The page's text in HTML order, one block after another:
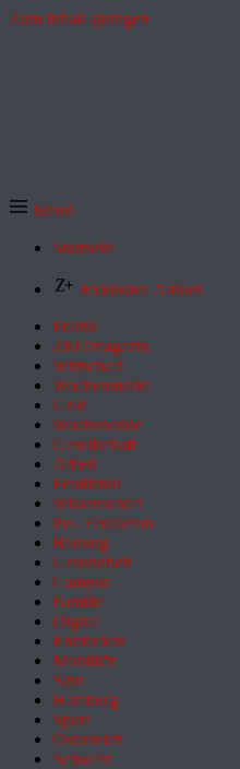
Zum Inhalt springen
Menü
Startseite
Exklusive Artikel
Politik
ZEITmagazin
Wirtschaft
Wochenmarkt
Geld
Wochenende
Gesellschaft
Arbeit
Feuilleton
Wissenschaft
Pol. Feuilleton
Bildung
Gesundheit
Campus
Familie
Digital
Entdecken
Mobilität
Sinn
Hamburg
Sport
Österreich
Schweiz